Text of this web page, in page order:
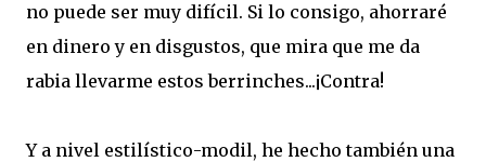
no puede ser muy difícil. Si lo consigo, ahorraré
en dinero y en disgustos, que mira que me da
rabia llevarme estos berrinches...¡Contra!
Y a nivel estilístico-modil, he hecho también una